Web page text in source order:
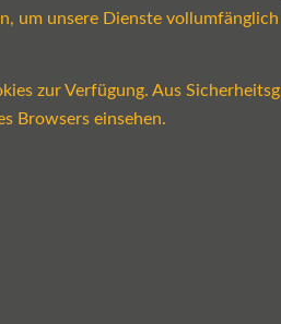
um unsere Dienste
zur Verfügung. Aus
Browsers einsehen.